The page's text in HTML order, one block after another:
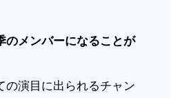
のメンバーになることが
の演目に出られるチャン